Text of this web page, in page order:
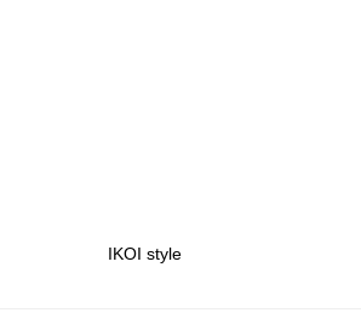
IKOI style